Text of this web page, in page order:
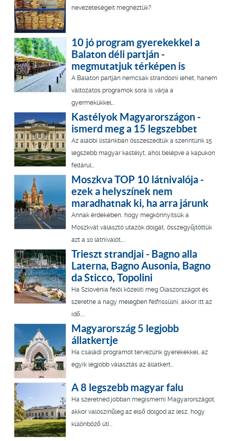
nevezeteségeit megnéztük?
10 jó program gyerekekkel a
Balaton déli partján -
megmutatjuk térképen is
A Balaton partján nemcsak strandolni lehet, hanem
változatos programok sora is várja a
gyermekükkel...
Kastélyok Magyarországon -
ismerd meg a 15 legszebbet
Az alábbi listánkban összeszedtük a szerintünk 15
legszebb magyar kastélyt, ahol belépve a kapukon
feltárul...
Moszkva TOP 10 látnivalója -
ezek a helyszínek nem
maradhatnak ki, ha arra járunk
Annak érdekében, hogy megkönnyítsük a
Moszkvát választó utazók dolgát, összegyűjtöttük
azt a 10 látnivalót,...
Trieszt strandjai - Bagno alla
Laterna, Bagno Ausonia, Bagno
da Sticco, Topolini
Ha Szlovénia felöl közelíti meg Olaszországot és
szeretne a nagy melegben felfrissülni, akkor itt az
idő,...
Magyarország 5 legjobb
állatkertje
Ha családi programot tervezünk gyerekekkel, az
egyik legjobb választás az állatkert…
A 8 legszebb magyar falu
Ha szeretnéd jobban megismerni Magyarországot,
akkor valószínűleg az első dolgod az lesz, hogy
különböző úti...